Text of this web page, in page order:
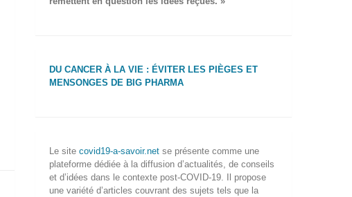
DU CANCER À LA VIE : ÉVITER LES PIÈGES ET
MENSONGES DE BIG PHARMA
Le site covid19-a-savoir.netse présente comme une
plateforme dédiée à la diffusion d’actualités, de conseils
et d’idées dans le contexte post-COVID-19. Il propose
une variété d’articles couvrant des sujets tels que la